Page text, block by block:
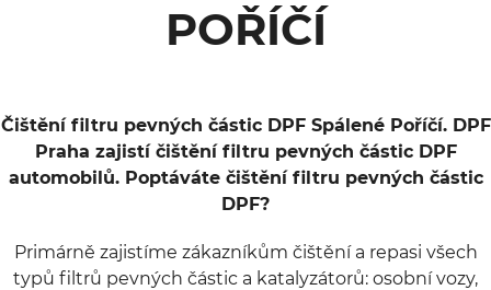
POŘÍČÍ
Čištění filtru pevných částic DPF Spálené Poříčí. DPF
Praha zajistí čištění filtru pevných částic DPF
automobilů. Poptáváte čištění filtru pevných částic
DPF?
Primárně zajistíme zákazníkům čištění a repasi všech
typů filtrů pevných částic a katalyzátorů: osobní vozy,